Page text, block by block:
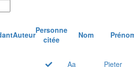
AuteurPersonne
citée
Nom
Aa Pieter